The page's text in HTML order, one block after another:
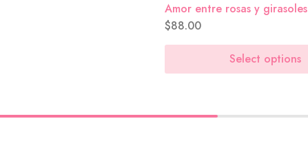
Amor entre rosas y girasoles
$88.00
Select options